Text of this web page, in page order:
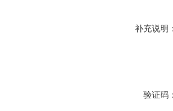
补充说明
验证码